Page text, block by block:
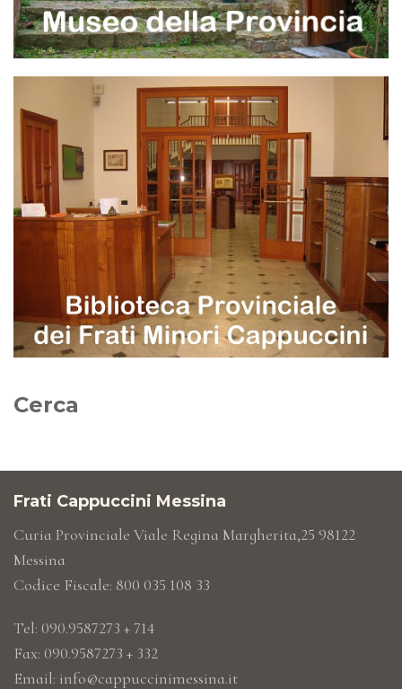
Cerca
Frati Cappuccini Messina
Curia Provinciale Viale Regina Margherita,25 98122
Messina
Codice Fiscale: 800 035 108 33
Tel: 090.9587273 + 714
Fax: 090.9587273 + 332
Email: info@cappuccinimessina.it